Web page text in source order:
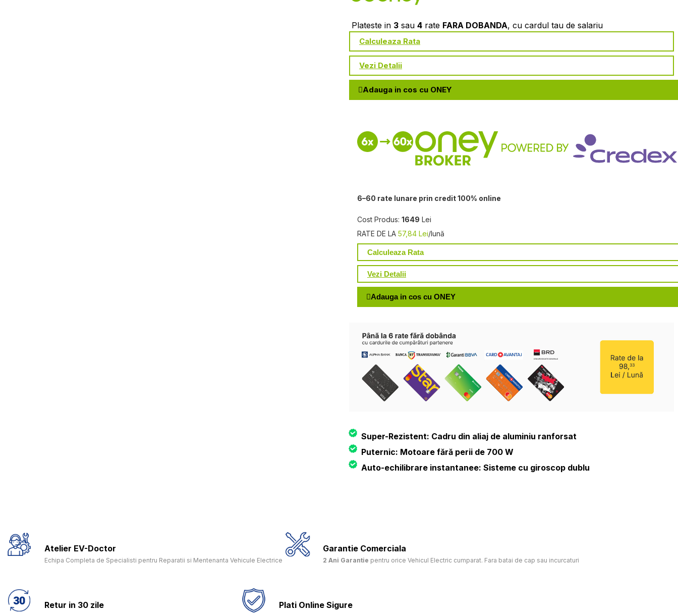
Plateste in 3 sau 4 rate FARA DOBANDA, cu cardul tau de salariu
Calculeaza Rata
Vezi Detalii
Adauga in cos cu ONEY
6–60 rate lunare prin credit 100% online
Cost Produs: 1649 Lei
RATE DE LA 57,84 Lei/lună
Calculeaza Rata
Vezi Detalii
Adauga in cos cu ONEY
Super-Rezistent: Cadru din aliaj de aluminiu ranforsat
Puternic: Motoare fără perii de 700 W
Auto-echilibrare instantanee: Sisteme cu giroscop dublu
Atelier EV-Doctor
Echipa Completa de Specialisti pentru Reparatii si Mentenanta Vehicule Electrice
Garantie Comerciala
2 Ani Garantie pentru orice Vehicul Electric cumparat. Fara batai de cap sau incurcaturi
Retur in 30 zile Plati Online Sigure